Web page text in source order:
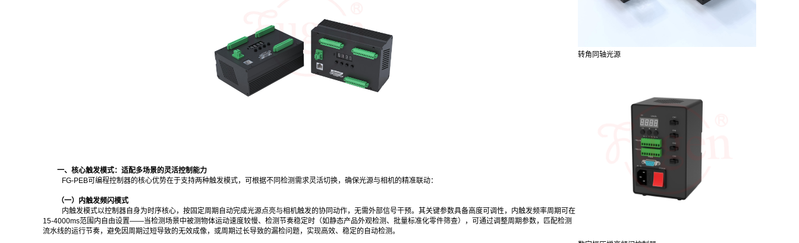
一、核心触发模式：适配多场景的灵活控制能力
FG-PEB可编程控制器的核心优势在于支持两种触发模式，可根据不同检测需求灵活切换，确保光源与相机的精准联动：
（一）内触发频闪模式
内触发模式以控制器自身为时序核心，按固定周期自动完成光源点亮与相机触发的协同动作，无需外部信号干预。其关键参数具备高度可调性，内触发频率周期可在
15-4000ms范围内自由设置——当检测场景中被测物体运动速度较慢、检测节奏稳定时（如静态产品外观检测、批量标准化零件筛查），可通过调整周期参数，匹配检测
流水线的运行节奏，避免因周期过短导致的无效成像，或周期过长导致的漏检问题，实现高效、稳定的自动检测。
转角同轴光源